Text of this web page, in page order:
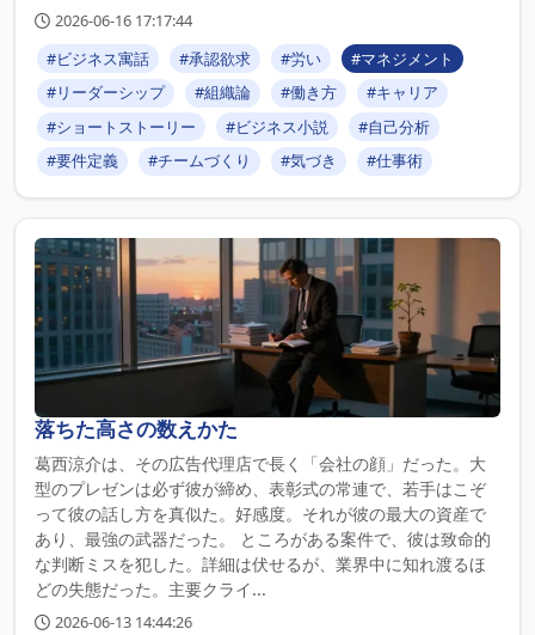
2026-06-16 17:17:44
#ビジネス寓話
#承認欲求 #労い
#マネジメント
#リーダーシップ
#組織論 #働き方
#キャリア
#ショートストーリー
#ビジネス小説
#自己分析
#要件定義
#チームづくり #気づき #仕事術
落ちた高さの数えかた
葛西涼介は、その広告代理店で長く「会社の顔」だった。大
型のプレゼンは必ず彼が締め、表彰式の常連で、若手はこぞ
って彼の話し方を真似た。好感度。それが彼の最大の資産で
あり、最強の武器だった。 ところがある案件で、彼は致命的
な判断ミスを犯した。詳細は伏せるが、業界中に知れ渡るほ
どの失態だった。主要クライ...
2026-06-13 14:44:26